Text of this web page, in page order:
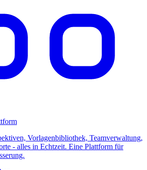
Vorlagenbibliothek, Teamverwaltung,
- alles in Echtzeit. Eine Plattform für